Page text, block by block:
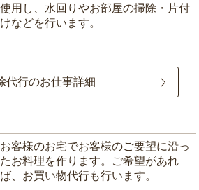
使用し、水回りやお部屋の掃除・片付
けなどを行います。
代行のお仕事詳細
お客様のお宅でお客様のご要望に沿っ
たお料理を作ります。ご希望があれ
ば、お買い物代行も行います。